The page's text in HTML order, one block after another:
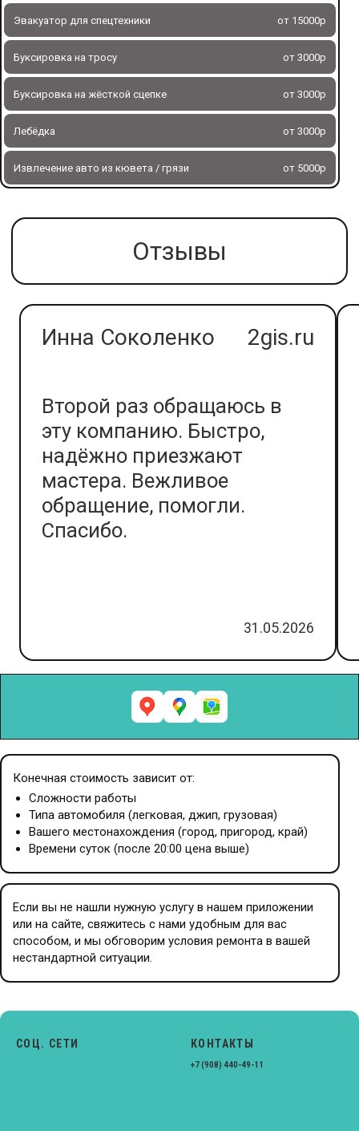
Эвакуатор для спецтехники от 15000р
Буксировка на тросу от 3000р
Буксировка на жёсткой сцепке от 3000р
Лебёдка от 3000р
Извлечение авто из кювета / грязи от 5000р
Отзывы
Инна Соколенко 2gis.ru
Второй раз обращаюсь в
эту компанию. Быстро,
надёжно приезжают
мастера. Вежливое
обращение, помогли.
Спасибо.
31.05.2026
Конечная стоимость зависит от:
Сложности работы
Типа автомобиля (легковая, джип, грузовая)
Вашего местонахождения (город, пригород, край)
Времени суток (после 20:00 цена выше)
Если вы не нашли нужную услугу в нашем приложении
или на сайте, свяжитесь с нами удобным для вас
способом, и мы обговорим условия ремонта в вашей
нестандартной ситуации.
СОЦ. СЕТИ КОНТАКТЫ
+7 (908) 440-49-11